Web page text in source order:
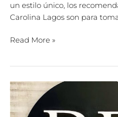
un estilo único, los
Carolina Lagos son para
Read More »
Los
recomendados
de